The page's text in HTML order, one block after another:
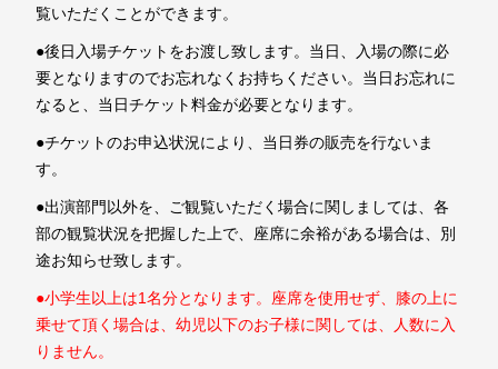
覧いただくことができます。
●後日入場チケットをお渡し致します。当日、入場の際に必
要となりますのでお忘れなくお持ちください。当日お忘れに
なると、当日チケット料金が必要となります。
●チケットのお申込状況により、当日券の販売を行ないま
す。
●出演部門以外を、ご観覧いただく場合に関しましては、各
部の観覧状況を把握した上で、座席に余裕がある場合は、別
途お知らせ致します。
●小学生以上は1名分となります。座席を使用せず、膝の上に
乗せて頂く場合は、幼児以下のお子様に関しては、人数に入
りません。